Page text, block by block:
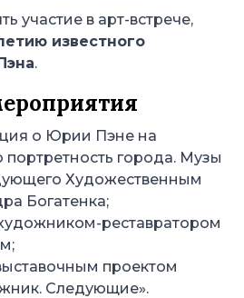
участие в арт-встрече,
известного
.
о Юрии Пэне на
города. Музы
Художественным
Богатенка;
реставратором
проектом
Следующие».